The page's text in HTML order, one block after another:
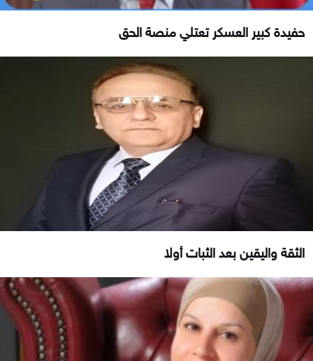
حفيدة كبير العسكر تعتلي منصة الحق
الثقة واليقين بعد الثبات أولا